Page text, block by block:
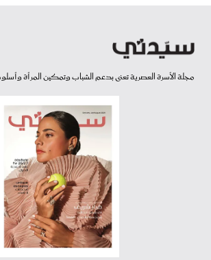
مجلة الأسرة العصرية تعنى بدعم الشباب وتمكين المرأة